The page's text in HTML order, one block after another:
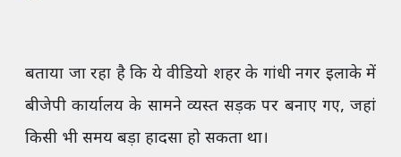
बताया जा रहा है कि ये वीडियो शहर के गांधी नगर इलाके में
बीजेपी कार्यालय के सामने व्यस्त सड़क पर बनाए गए, जहां
किसी भी समय बड़ा हादसा हो सकता था।